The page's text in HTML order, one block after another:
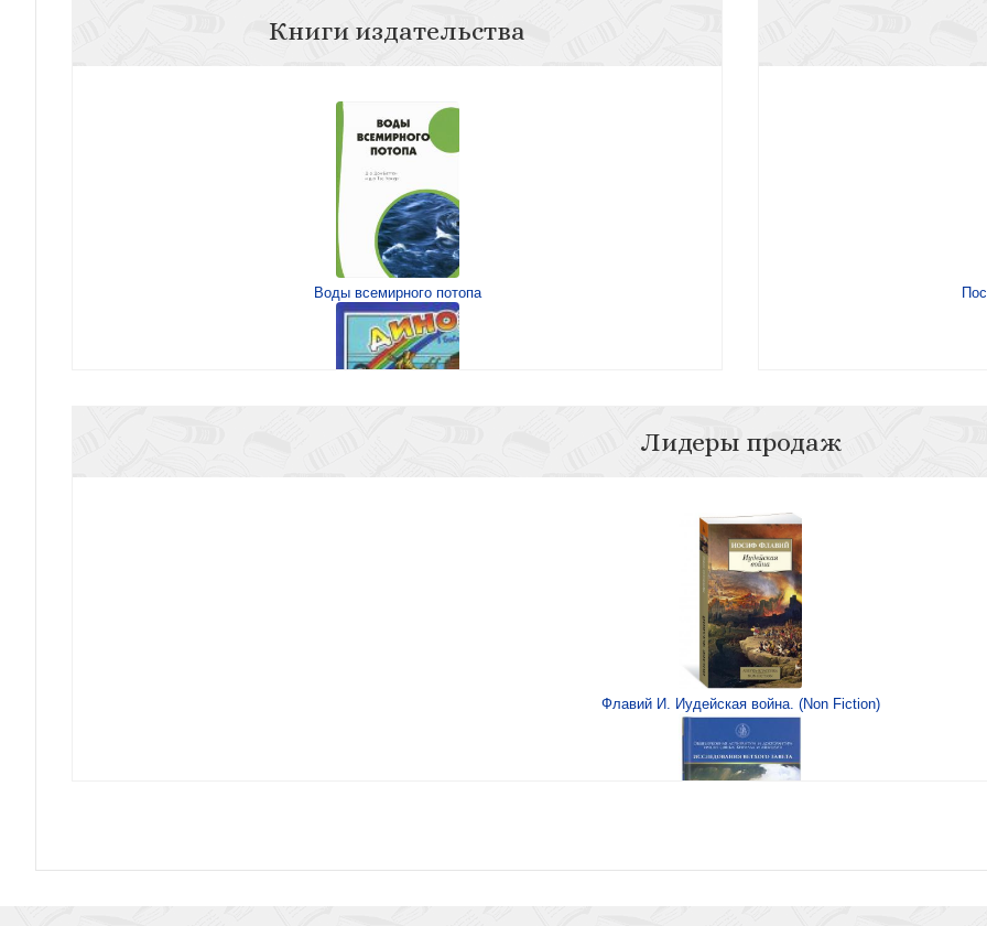
Книги издательства
Воды всемирного потопа
Лидеры продаж
Флавий И. Иудейская война. (Non Fiction)
Книга Иисуса Навина